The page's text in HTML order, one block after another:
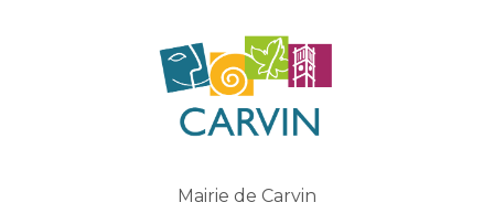
Mairie de Carvin